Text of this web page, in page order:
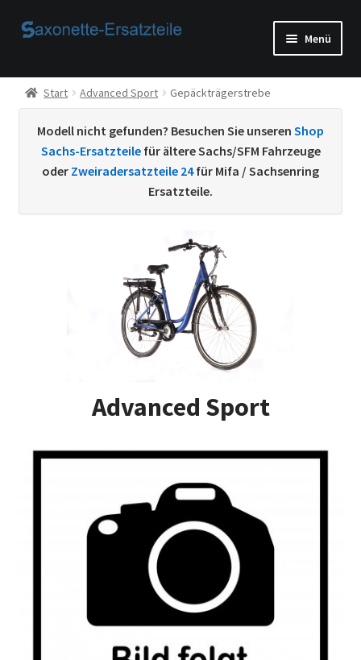
Zur
Zum
Menü
Start
Kontakt
Widerrufsbelehrung
Start Advanced Sport Gepäckträgerstrebe
Modell nicht gefunden? Besuchen Sie unseren Shop
Sachs-Ersatzteilefür ältere Sachs/SFM Fahrzeuge
oder Zweiradersatzteile 24für Mifa / Sachsenring
Ersatzteile.
Advanced Sport